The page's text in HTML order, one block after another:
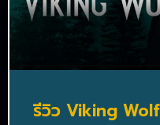
รีวิว Viking Wolf